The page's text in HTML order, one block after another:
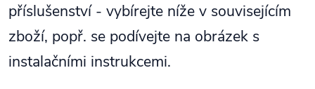
příslušenství - vybírejte níže v souvisejícím
zboží, popř. se podívejte na obrázek s
instalačními instrukcemi.